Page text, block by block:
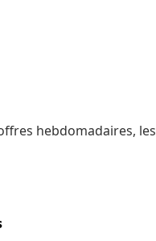
hebdomadaires, les